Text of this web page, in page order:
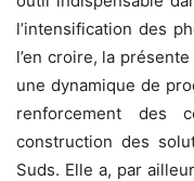
l’intensification des
l’en croire, la
une dynamique de
renforcement des
construction des
Suds. Elle a, par